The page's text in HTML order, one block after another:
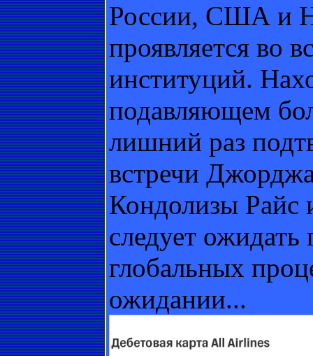
России, США и
проявляется во
институций.
подавляющем
лишний раз
встречи
Кондолизы Райс
следует ожидать
глобальных
ожидании...